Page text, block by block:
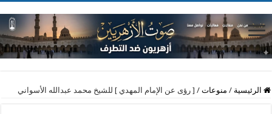
الرئيسية / منوعات / [ رؤى عن الإمام المهدي ] للشيخ محمد عبدالله الأسواني